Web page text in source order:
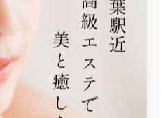
の通院頻度とは
率的に進めるには、適切な
す。一般的な目安として